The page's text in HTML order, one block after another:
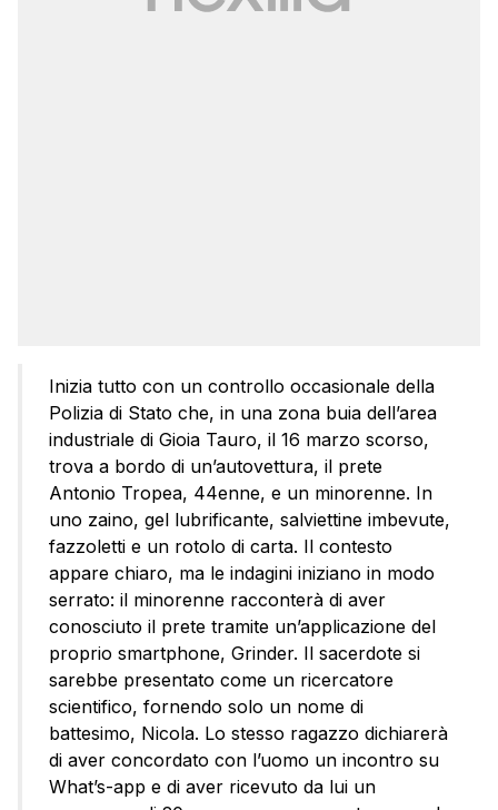
Inizia tutto con un controllo occasionale della
Polizia di Stato che, in una zona buia dell’area
industriale di Gioia Tauro, il 16 marzo scorso,
trova a bordo di un’autovettura, il prete
Antonio Tropea, 44enne, e un minorenne. In
uno zaino, gel lubrificante, salviettine imbevute,
fazzoletti e un rotolo di carta. Il contesto
appare chiaro, ma le indagini iniziano in modo
serrato: il minorenne racconterà di aver
conosciuto il prete tramite un’applicazione del
proprio smartphone, Grinder. Il sacerdote si
sarebbe presentato come un ricercatore
scientifico, fornendo solo un nome di
battesimo, Nicola. Lo stesso ragazzo dichiarerà
di aver concordato con l’uomo un incontro su
What’s-app e di aver ricevuto da lui un